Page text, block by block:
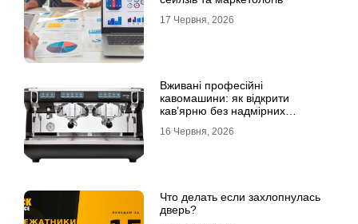
17 Червня, 2026
Вживані професійні
кавомашини: як відкрити
кав’ярню без надмірних
16 Червня, 2026
Что делать если захлопнулась
дверь?